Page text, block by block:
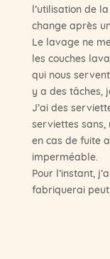
l’utilisation de
change après
Le lavage ne
les couches
qui nous
y a des tâches,
J’ai des
serviettes sans,
en cas de fuite
imperméable.
Pour l’instant,
fabriquerai